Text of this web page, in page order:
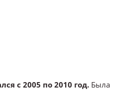
с 2005 по 2010 год. Была